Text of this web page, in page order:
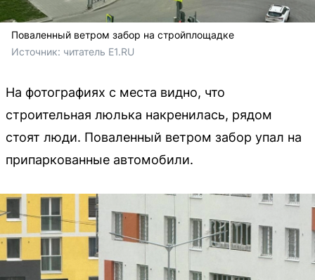
Поваленный ветром забор на стройплощадке
Источник: читатель E1.RU
На фотографиях с места видно, что
строительная люлька накренилась, рядом
стоят люди. Поваленный ветром забор упал на
припаркованные автомобили.